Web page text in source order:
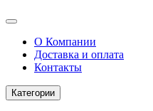
О Компании
Доставка и оплата
Контакты
Категории